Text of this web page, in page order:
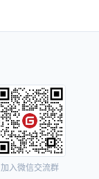
加入微信交流群